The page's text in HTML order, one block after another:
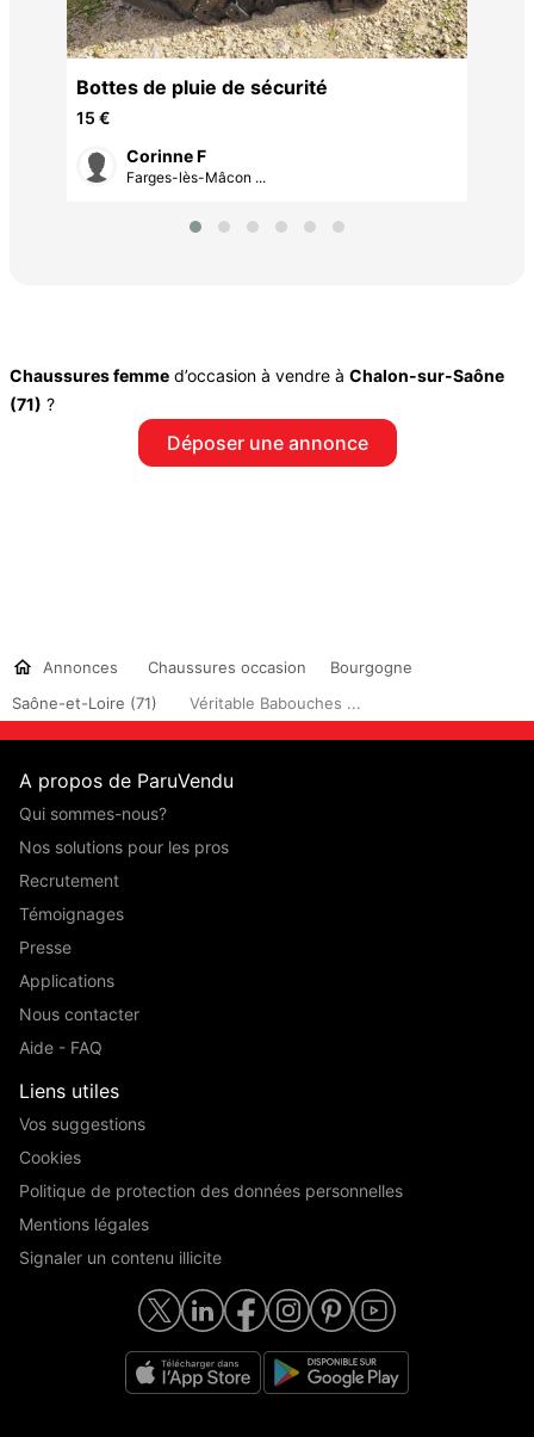
Bottes de pluie de sécurité
15 €
Corinne F
Farges-lès-Mâcon ...
Chaussures femme d’occasion à vendre à Chalon-sur-Saône
(71) ?
Déposer une annonce
Annonces Chaussures occasion
Bourgogne
Saône-et-Loire (71)
Véritable Babouches ...
A propos de ParuVendu
Qui sommes-nous?
Nos solutions pour les pros
Recrutement
Témoignages
Presse
Applications
Nous contacter
Aide - FAQ
Liens utiles
Vos suggestions
Cookies
Politique de protection des données personnelles
Mentions légales
Signaler un contenu illicite